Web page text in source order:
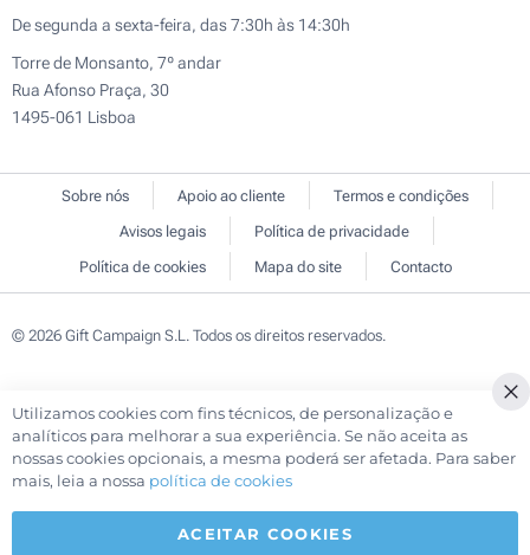
De segunda a sexta-feira, das 7:30h às 14:30h
Torre de Monsanto, 7º andar
Rua Afonso Praça, 30
1495-061 Lisboa
Sobre nós Apoio ao cliente
Termos e condições
Avisos legais
Política de privacidade
Política de cookies
Mapa do site Contacto
© 2026 Gift Campaign S.L. Todos os direitos reservados.
Utilizamos cookies com fins técnicos, de personalização e
analíticos para melhorar a sua experiência. Se não aceita as
nossas cookies opcionais, a mesma poderá ser afetada. Para saber
mais, leia a nossa política de cookies
ACEITAR COOKIES